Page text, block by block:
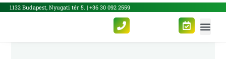
1132 Budapest, Nyugati tér 5. | +36 30 092 2559